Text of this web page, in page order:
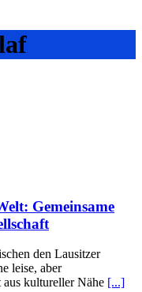
Gemeinsame
den Lausitzer
leise, aber
aus kultureller Nähe [...]